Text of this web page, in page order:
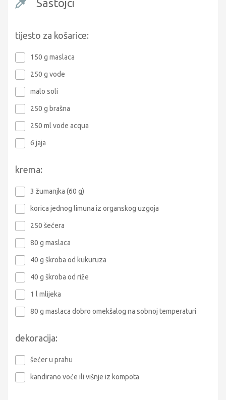
Sastojci
tijesto za košarice:
150 g maslaca
250 g vode
malo soli
250 g brašna
250 ml vode acqua
6 jaja
krema:
3 žumanjka (60 g)
korica jednog limuna iz organskog uzgoja
250 šećera
80 g maslaca
40 g škroba od kukuruza
40 g škroba od riže
1 l mlijeka
80 g maslaca dobro omekšalog na sobnoj temperaturi
dekoracija:
šećer u prahu
kandirano voće ili višnje iz kompota